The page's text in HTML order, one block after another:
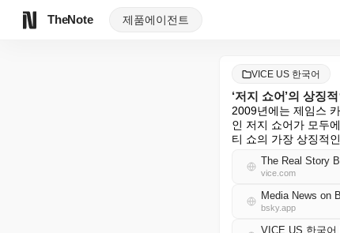
TheNote 제품에이전트
VICE US 한국어
‘저지 쇼어’의 상징
2009년에는 제임스
인 저지 쇼어가 모두
티 쇼의 가장 상징적
The Real Story
vice.com
Media News on
bsky.app
VICE US 한국어